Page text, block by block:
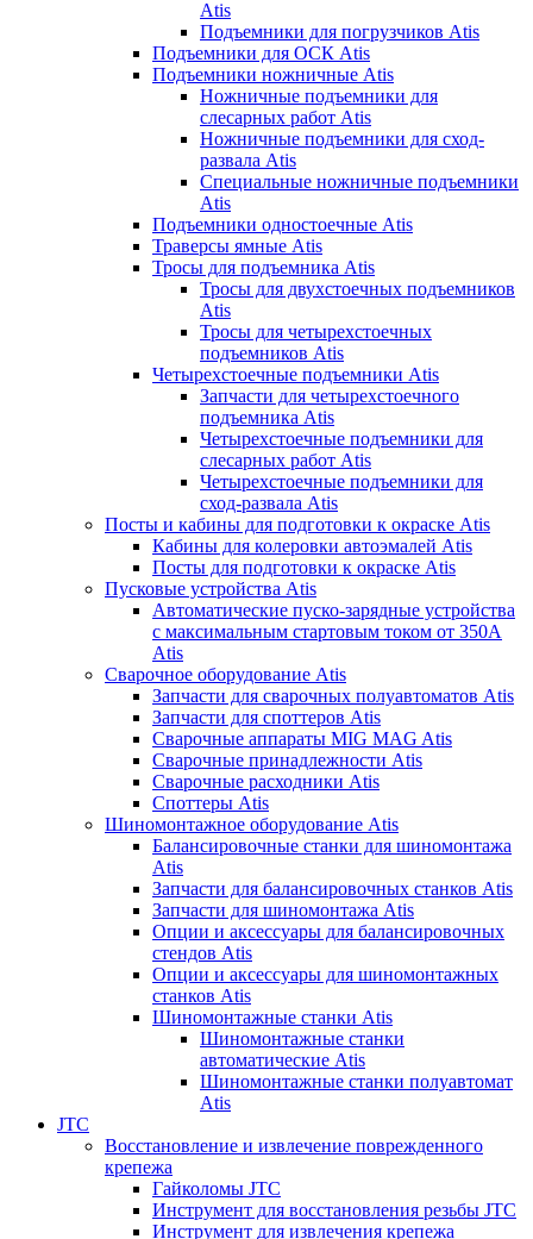
Atis
Подъемники для погрузчиков Atis
Подъемники для ОСК Atis
Подъемники ножничные Atis
Ножничные подъемники для
слесарных работ Atis
Ножничные подъемники для сход-
развала Atis
Специальные ножничные подъемники
Atis
Подъемники одностоечные Atis
Траверсы ямные Atis
Тросы для подъемника Atis
Тросы для двухстоечных подъемников
Atis
Тросы для четырехстоечных
подъемников Atis
Четырехстоечные подъемники Atis
Запчасти для четырехстоечного
подъемника Atis
Четырехстоечные подъемники для
слесарных работ Atis
Четырехстоечные подъемники для
сход-развала Atis
Посты и кабины для подготовки к окраске Atis
Кабины для колеровки автоэмалей Atis
Посты для подготовки к окраске Atis
Пусковые устройства Atis
Автоматические пуско-зарядные устройства
с максимальным стартовым током от 350А
Atis
Сварочное оборудование Atis
Запчасти для сварочных полуавтоматов Atis
Запчасти для споттеров Atis
Сварочные аппараты MIG MAG Atis
Сварочные принадлежности Atis
Сварочные расходники Atis
Споттеры Atis
Шиномонтажное оборудование Atis
Балансировочные станки для шиномонтажа
Atis
Запчасти для балансировочных станков Atis
Запчасти для шиномонтажа Atis
Опции и аксессуары для балансировочных
стендов Atis
Опции и аксессуары для шиномонтажных
станков Atis
Шиномонтажные станки Atis
Шиномонтажные станки
автоматические Atis
Шиномонтажные станки полуавтомат
Atis
JTC
Восстановление и извлечение поврежденного
крепежа
Гайколомы JTC
Инструмент для восстановления резьбы JTC
Инструмент для извлечения крепежа